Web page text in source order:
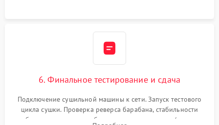
6. Финальное тестирование и сдача
Подключение сушильной машины к сети. Запуск тестового
цикла сушки. Проверка реверса барабана, стабильности
набора температуры, работы дренажного насоса (откачка